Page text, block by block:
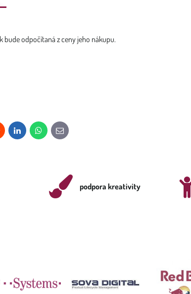
bude odpočítaná z ceny jeho nákupu.
LinkedInWhatsApp
E-
mail
podpora kreativity